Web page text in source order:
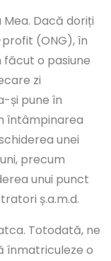
Dacă doriți
(ONG), în
făcut o pasiune
zi
și pune în
întâmpinarea
unei
precum
unui punct
ș.a.m.d.
Totodată, ne
înmatriculeze o